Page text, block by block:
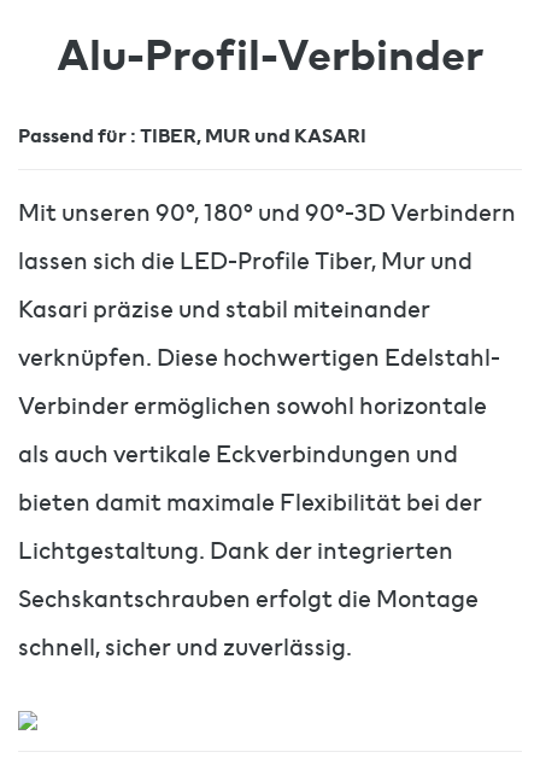
Alu-Profil-Verbinder
Passend für : TIBER, MUR und KASARI
Mit unseren 90°, 180° und 90°-3D Verbindern
lassen sich die LED-Profile Tiber, Mur und
Kasari präzise und stabil miteinander
verknüpfen. Diese hochwertigen Edelstahl-
Verbinder ermöglichen sowohl horizontale
als auch vertikale Eckverbindungen und
bieten damit maximale Flexibilität bei der
Lichtgestaltung. Dank der integrierten
Sechskantschrauben erfolgt die Montage
schnell, sicher und zuverlässig.